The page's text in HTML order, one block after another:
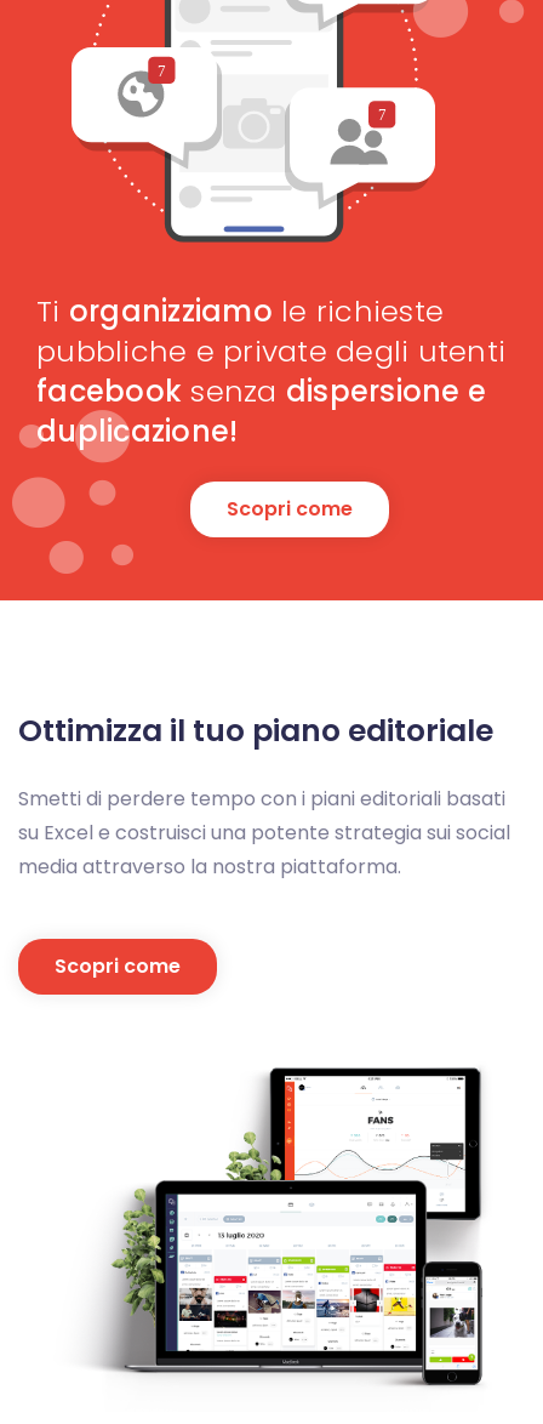
Ti organizziamo le richieste
pubbliche e private degli utenti
facebook senza dispersione e
duplicazione!
Scopri come
Ottimizza il tuo piano editoriale
Smetti di perdere tempo con i piani editoriali basati
su Excel e costruisci una potente strategia sui social
media attraverso la nostra piattaforma.
Scopri come